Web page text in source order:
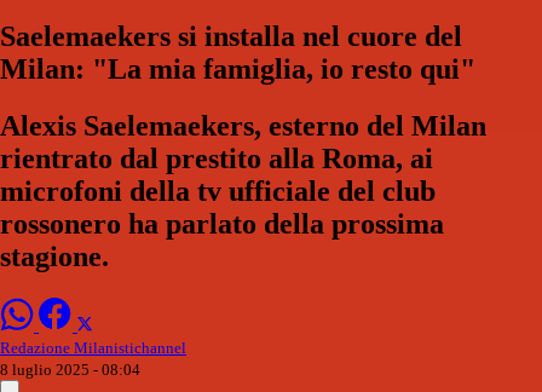
Saelemaekers si installa nel cuore del
Milan: "La mia famiglia, io resto qui"
Alexis Saelemaekers, esterno del Milan
rientrato dal prestito alla Roma, ai
microfoni della tv ufficiale del club
rossonero ha parlato della prossima
stagione.
Redazione Milanistichannel
8 luglio 2025 - 08:04